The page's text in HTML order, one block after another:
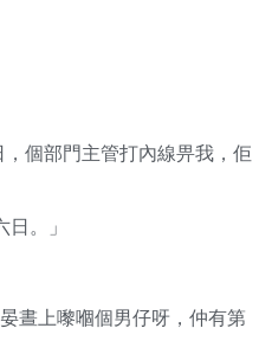
個部門主管打內線畀我，佢
。」
晝上嚟嗰個男仔呀，仲有第